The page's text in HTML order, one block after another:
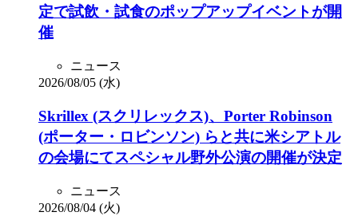
定で試飲・試食のポップアップイベントが開
催
ニュース
2026/08/05 (水)
Skrillex (スクリレックス)、Porter Robinson
(ポーター・ロビンソン) らと共に米シアトル
の会場にてスペシャル野外公演の開催が決定
ニュース
2026/08/04 (火)